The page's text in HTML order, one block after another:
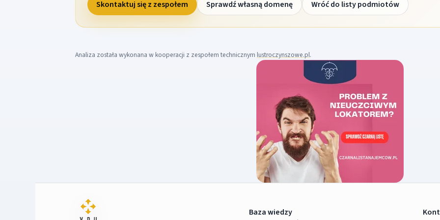
Skontaktuj się z zespołem Sprawdź własną domenę Wróć do listy podmiotów
Analiza została wykonana w kooperacji z zespołem technicznym lustroczynszowe.pl.
Baza wiedzy